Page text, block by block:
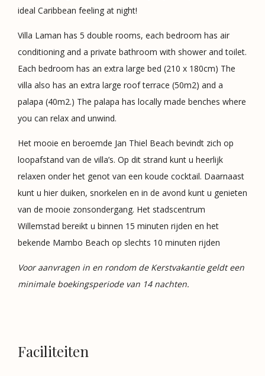
ideal Caribbean feeling at night!
Villa Laman has 5 double rooms, each bedroom has air
conditioning and a private bathroom with shower and toilet.
Each bedroom has an extra large bed (210 x 180cm) The
villa also has an extra large roof terrace (50m2) and a
palapa (40m2.) The palapa has locally made benches where
you can relax and unwind.
Het mooie en beroemde Jan Thiel Beach bevindt zich op
loopafstand van de villa’s. Op dit strand kunt u heerlijk
relaxen onder het genot van een koude cocktail. Daarnaast
kunt u hier duiken, snorkelen en in de avond kunt u genieten
van de mooie zonsondergang. Het stadscentrum
Willemstad bereikt u binnen 15 minuten rijden en het
bekende Mambo Beach op slechts 10 minuten rijden
Voor aanvragen in en rondom de Kerstvakantie geldt een
minimale boekingsperiode van 14 nachten.
Faciliteiten